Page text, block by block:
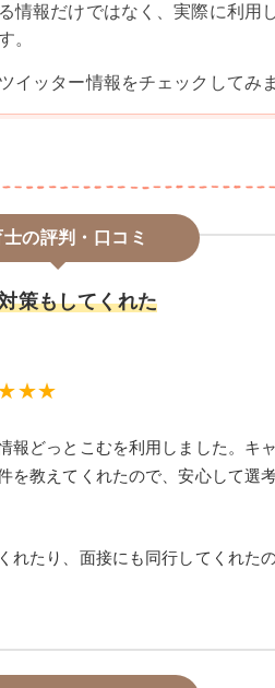
情報だけではなく、実際に利用
。
イッター情報をチェックしてみ
の評判・口コミ
策もしてくれた
報どっとこむを利用しました。キ
を教えてくれたので、安心して選
れたり、面接にも同行してくれた